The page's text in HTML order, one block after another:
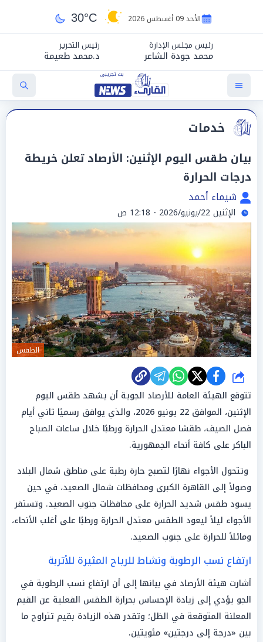
الأحد 09 أغسطس 2026 30°C
رئيس مجلس الإدارة
محمد جودة الشاعر
رئيس التحرير
د.محمد طعيمة
خدمات
بيان طقس اليوم الإثنين: الأرصاد تعلن خريطة
درجات الحرارة
شيماء أحمد
الإثنين 22/يونيو/2026 - 12:18 ص
الطقس
شارك
تتوقع الهيئة العامة للأرصاد الجوية أن يشهد طقس اليوم
الإثنين، الموافق 22 يونيو 2026، والذي يوافق رسميًا ثاني أيام
فصل الصيف، طقسًا معتدل الحرارة ورطبًا خلال ساعات الصباح
الباكر على كافة أنحاء الجمهورية.
وتتحول الأجواء نهارًا لتصبح حارة رطبة على مناطق شمال البلاد
وصولاً إلى القاهرة الكبرى ومحافظات شمال الصعيد، في حين
يسود طقس شديد الحرارة على محافظات جنوب الصعيد. وتستقر
الأجواء ليلاً ليعود الطقس معتدل الحرارة ورطبًا على أغلب الأنحاء،
ومائلاً للحرارة على جنوب الصعيد.
ارتفاع نسب الرطوبة ونشاط للرياح المثيرة للأتربة
أشارت هيئة الأرصاد في بيانها إلى أن ارتفاع نسب الرطوبة في
الجو يؤدي إلى زيادة الإحساس بحرارة الطقس الفعلية عن القيم
المعلنة المتوقعة في الظل؛ وتقدر هذه الزيادة بقيم تتراوح ما
بين «درجة إلى درجتين» مئويتين.